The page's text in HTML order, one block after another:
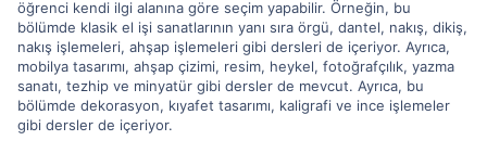
öğrenci kendi ilgi alanına göre seçim yapabilir. Örneğin, bu
bölümde klasik el işi sanatlarının yanı sıra örgü, dantel, nakış, dikiş,
nakış işlemeleri, ahşap işlemeleri gibi dersleri de içeriyor. Ayrıca,
mobilya tasarımı, ahşap çizimi, resim, heykel, fotoğrafçılık, yazma
sanatı, tezhip ve minyatür gibi dersler de mevcut. Ayrıca, bu
bölümde dekorasyon, kıyafet tasarımı, kaligrafi ve ince işlemeler
gibi dersler de içeriyor.